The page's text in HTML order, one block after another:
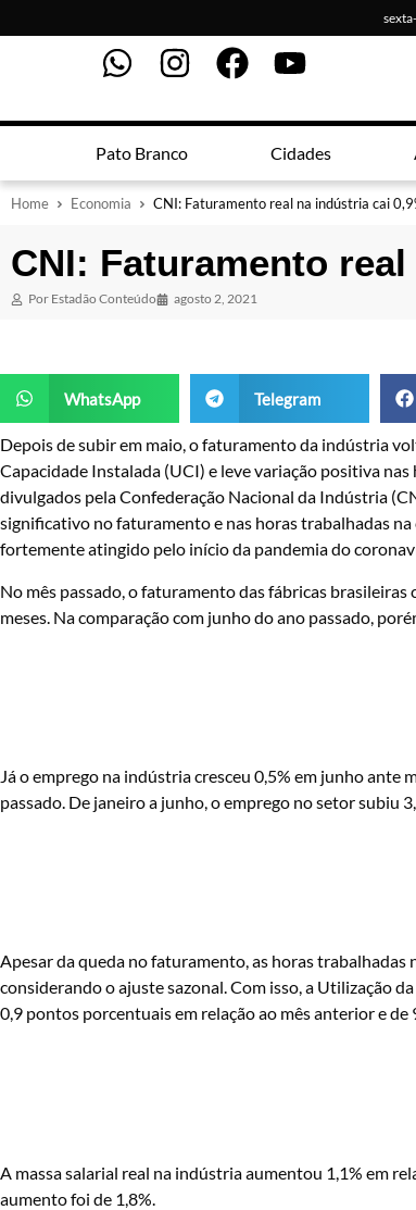
Pato Branco Cidades
Home Economia CNI: Faturamento real na indústria cai
CNI: Faturamento
Por Estadão Conteúdo agosto 2, 2021
WhatsApp Telegram
Depois de subir em maio, o faturamento da indústria
Capacidade Instalada (UCI) e leve variação positiva
divulgados pela Confederação Nacional da Indústria
significativo no faturamento e nas horas trabalhadas
fortemente atingido pelo início da pandemia do
No mês passado, o faturamento das fábricas
meses. Na comparação com junho do ano passado,
Já o emprego na indústria cresceu 0,5% em junho ante
passado. De janeiro a junho, o emprego no setor subiu
Apesar da queda no faturamento, as horas trabalhadas
considerando o ajuste sazonal. Com isso, a Utilização
0,9 pontos porcentuais em relação ao mês anterior e de
A massa salarial real na indústria aumentou 1,1% em
aumento foi de 1,8%.